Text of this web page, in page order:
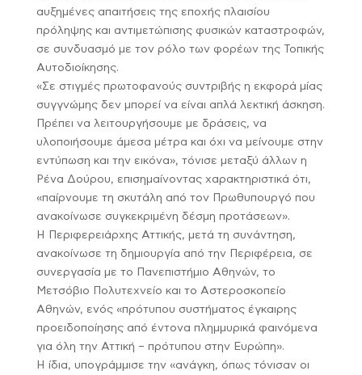
αυξημένες απαιτήσεις της εποχής πλαισίου
πρόληψης και αντιμετώπισης φυσικών καταστροφών,
σε συνδυασμό με τον ρόλο των φορέων της Τοπικής
Αυτοδιοίκησης.
«Σε στιγμές πρωτοφανούς συντριβής η εκφορά μίας
συγγνώμης δεν μπορεί να είναι απλά λεκτική άσκηση.
Πρέπει να λειτουργήσουμε με δράσεις, να
υλοποιήσουμε άμεσα μέτρα και όχι να μείνουμε στην
εντύπωση και την εικόνα», τόνισε μεταξύ άλλων η
Ρένα Δούρου, επισημαίνοντας χαρακτηριστικά ότι,
«παίρνουμε τη σκυτάλη από τον Πρωθυπουργό που
ανακοίνωσε συγκεκριμένη δέσμη προτάσεων».
Η Περιφερειάρχης Αττικής, μετά τη συνάντηση,
ανακοίνωσε τη δημιουργία από την Περιφέρεια, σε
συνεργασία με το Πανεπιστήμιο Αθηνών, το
Μετσόβιο Πολυτεχνείο και το Αστεροσκοπείο
Αθηνών, ενός «πρότυπου συστήματος έγκαιρης
προειδοποίησης από έντονα πλημμυρικά φαινόμενα
για όλη την Αττική – πρότυπου στην Ευρώπη».
Η ίδια, υπογράμμισε την «ανάγκη, όπως τόνισαν οι